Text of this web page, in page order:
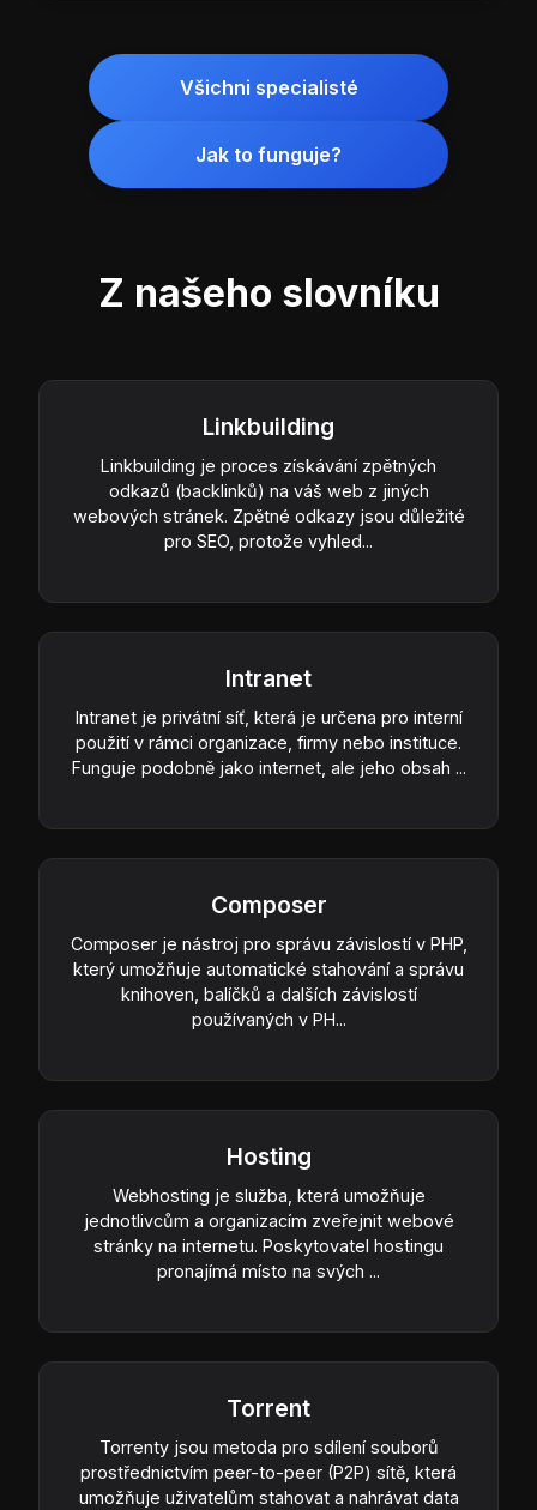
Všichni specialisté
Jak to funguje?
Z našeho slovníku
Linkbuilding
Linkbuilding je proces získávání zpětných
odkazů (backlinků) na váš web z jiných
webových stránek. Zpětné odkazy jsou důležité
pro SEO, protože vyhled...
Intranet
Intranet je privátní síť, která je určena pro interní
použití v rámci organizace, firmy nebo instituce.
Funguje podobně jako internet, ale jeho obsah ...
Composer
Composer je nástroj pro správu závislostí v PHP,
který umožňuje automatické stahování a správu
knihoven, balíčků a dalších závislostí
používaných v PH...
Hosting
Webhosting je služba, která umožňuje
jednotlivcům a organizacím zveřejnit webové
stránky na internetu. Poskytovatel hostingu
pronajímá místo na svých ...
Torrent
Torrenty jsou metoda pro sdílení souborů
prostřednictvím peer-to-peer (P2P) sítě, která
umožňuje uživatelům stahovat a nahrávat data